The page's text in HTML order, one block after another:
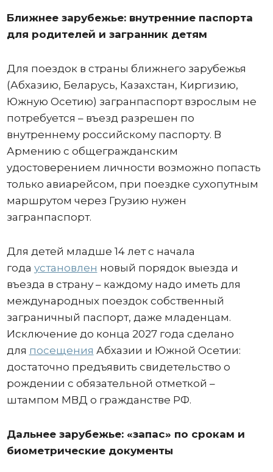
Ближнее зарубежье: внутренние паспорта
для родителей и загранник детям
Для поездок в страны ближнего зарубежья
(Абхазию, Беларусь, Казахстан, Киргизию,
Южную Осетию) загранпаспорт взрослым не
потребуется – въезд разрешен по
внутреннему российскому паспорту. В
Армению с общегражданским
удостоверением личности возможно попасть
только авиарейсом, при поездке сухопутным
маршрутом через Грузию нужен
загранпаспорт.
Для детей младше 14 лет с начала
года установлен новый порядок выезда и
въезда в страну – каждому надо иметь для
международных поездок собственный
заграничный паспорт, даже младенцам.
Исключение до конца 2027 года сделано
для посещения Абхазии и Южной Осетии:
достаточно предъявить свидетельство о
рождении с обязательной отметкой –
штампом МВД о гражданстве РФ.
Дальнее зарубежье: «запас» по срокам и
биометрические документы